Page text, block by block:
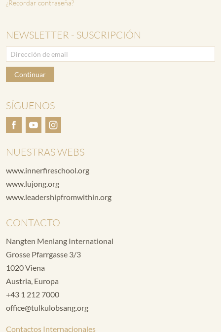
¿Recordar contraseña?
NEWSLETTER - SUSCRIPCIÓN
Continuar
SÍGUENOS
NUESTRAS WEBS
www.innerfireschool.org
www.lujong.org
www.leadershipfromwithin.org
CONTACTO
Nangten Menlang International
Grosse Pfarrgasse 3/3
1020 Viena
Austria, Europa
+43 1 212 7000
office@tulkulobsang.org
Contactos Internacionales